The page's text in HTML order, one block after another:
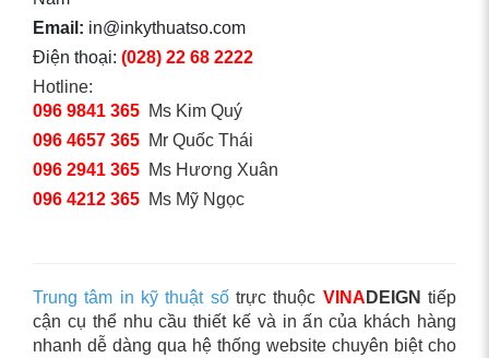
Email: in@inkythuatso.com
Điện thoại: (028) 22 68 2222
Hotline:
096 9841 365 Ms Kim Quý
096 4657 365 Mr Quốc Thái
096 2941 365 Ms Hương Xuân
096 4212 365 Ms Mỹ Ngọc
Trung tâm in kỹ thuật sốtrực thuộc VINA DEIGN tiếp
cận cụ thể nhu cầu thiết kế và in ấn của khách hàng
nhanh dễ dàng qua hệ thống website chuyên biệt cho